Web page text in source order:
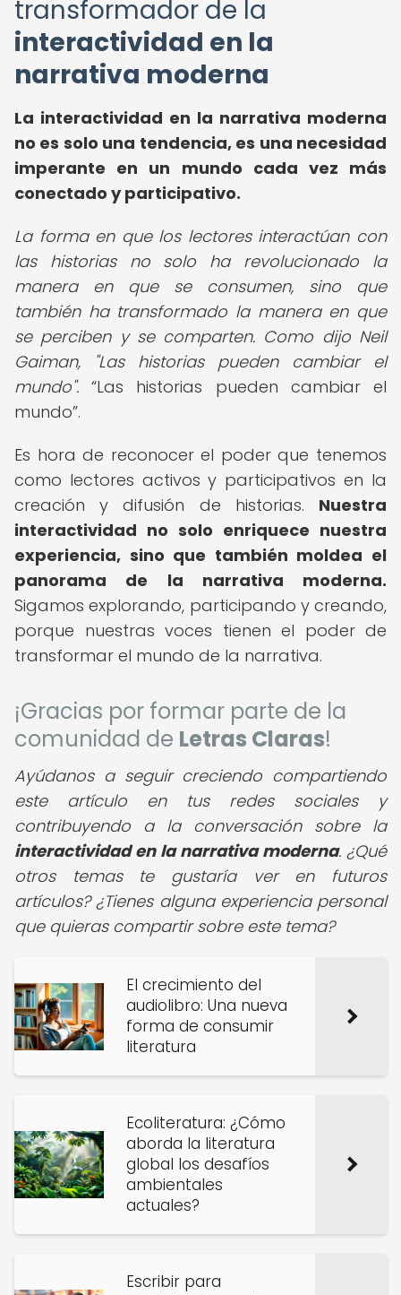
transformador de la
interactividad en la
narrativa moderna
La interactividad en la narrativa moderna
no es solo una tendencia, es una necesidad
imperante en un mundo cada vez más
conectado y participativo.
La forma en que los lectores interactúan con
las historias no solo ha revolucionado la
manera en que se consumen, sino que
también ha transformado la manera en que
se perciben y se comparten. Como dijo Neil
Gaiman, "Las historias pueden cambiar el
mundo".
Las historias pueden cambiar el
mundo .
Es hora de reconocer el poder que tenemos
como lectores activos y participativos en la
creación y difusión de historias. Nuestra
interactividad no solo enriquece nuestra
experiencia, sino que también moldea el
panorama de la narrativa moderna.
Sigamos explorando, participando y creando,
porque nuestras voces tienen el poder de
transformar el mundo de la narrativa.
¡Gracias por formar parte de la
comunidad de Letras Claras!
Ayúdanos a seguir creciendo compartiendo
este artículo en tus redes sociales y
contribuyendo a la conversación sobre la
interactividad en la narrativa moderna. ¿Qué
otros temas te gustaría ver en futuros
artículos? ¿Tienes alguna experiencia personal
que quieras compartir sobre este tema?
El crecimiento del
audiolibro: Una nueva
forma de consumir
literatura
Ecoliteratura: ¿Cómo
aborda la literatura
global los desafíos
ambientales
actuales?
Escribir para